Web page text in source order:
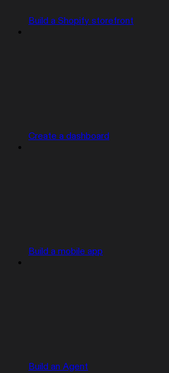
Build a Shopify storefront
Create a dashboard
Build a mobile app
Build an Agent